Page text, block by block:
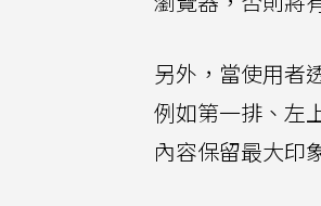
另外，當使用者
例如第一排、左
內容保留最大印